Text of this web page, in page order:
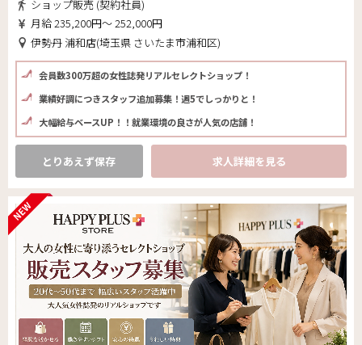
ショップ販売 (契約社員)
月給 235,200円～ 252,000円
伊勢丹 浦和店(埼玉県 さいたま市浦和区)
会員数300万超の女性誌発リアルセレクトショップ！
業績好調につきスタッフ追加募集！週5でしっかりと！
大幅給与ベースUP！！就業環境の良さが人気の店舗！
とりあえず保存 求人詳細を見る